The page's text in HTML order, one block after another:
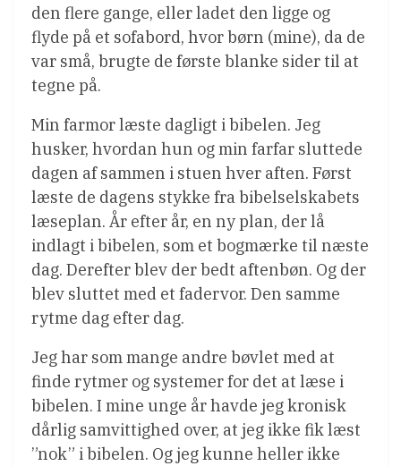
den flere gange, eller ladet den ligge og
flyde på et sofabord, hvor børn (mine), da de
var små, brugte de første blanke sider til at
tegne på.
Min farmor læste dagligt i bibelen. Jeg
husker, hvordan hun og min farfar sluttede
dagen af sammen i stuen hver aften. Først
læste de dagens stykke fra bibelselskabets
læseplan. År efter år, en ny plan, der lå
indlagt i bibelen, som et bogmærke til næste
dag. Derefter blev der bedt aftenbøn. Og der
blev sluttet med et fadervor. Den samme
rytme dag efter dag.
Jeg har som mange andre bøvlet med at
finde rytmer og systemer for det at læse i
bibelen. I mine unge år havde jeg kronisk
dårlig samvittighed over, at jeg ikke fik læst
”nok” i bibelen. Og jeg kunne heller ikke